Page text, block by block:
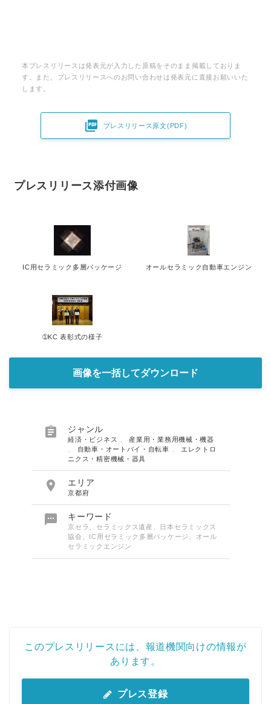
本プレスリリースは発表元が入力した原稿をそのまま掲載しておりま
す。また、プレスリリースへのお問い合わせは発表元に直接お願いいた
します。
 プレスリリース原文(PDF)
プレスリリース添付画像
IC用セラミック多層パッケージ オールセラミック自動車エンジン
➀KC 表彰式の様子
画像を一括してダウンロード
 ジャンル
経済・ビジネス 、 産業用・業務用機械・機器
、
自動車・オートバイ・自転車 、 エレクトロ
ニクス・精密機械・器具
 エリア
京都府
 キーワード
京セラ、セラミックス遺産、日本セラミックス
協会、IC用セラミック多層パッケージ、オール
セラミックエンジン
このプレスリリースには、報道機関向けの情報が
あります。
プレス登録